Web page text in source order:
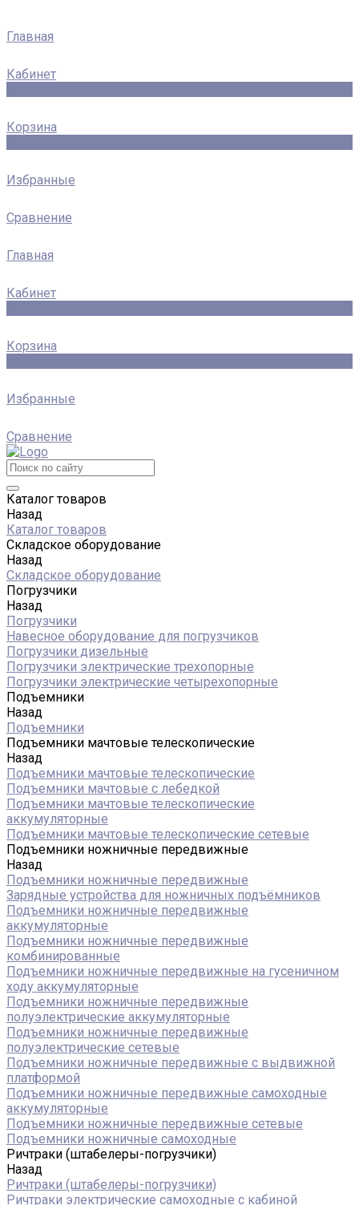
Главная
Кабинет
Корзина
Избранные
Сравнение
Главная
Кабинет
Корзина
Избранные
Сравнение
Каталог товаров
Назад
Каталог товаров
Складское оборудование
Назад
Складское оборудование
Погрузчики
Назад
Погрузчики
Навесное оборудование для погрузчиков
Погрузчики дизельные
Погрузчики электрические трехопорные
Погрузчики электрические четырехопорные
Подъемники
Назад
Подъемники
Подъемники мачтовые телескопические
Назад
Подъемники мачтовые телескопические
Подъемники мачтовые с лебедкой
Подъемники мачтовые телескопические
аккумуляторные
Подъемники мачтовые телескопические сетевые
Подъемники ножничные передвижные
Назад
Подъемники ножничные передвижные
Зарядные устройства для ножничных подъёмников
Подъемники ножничные передвижные
аккумуляторные
Подъемники ножничные передвижные
комбинированные
Подъемники ножничные передвижные на гусеничном
ходу аккумуляторные
Подъемники ножничные передвижные
полуэлектрические аккумуляторные
Подъемники ножничные передвижные
полуэлектрические сетевые
Подъемники ножничные передвижные с выдвижной
платформой
Подъемники ножничные передвижные самоходные
аккумуляторные
Подъемники ножничные передвижные сетевые
Подъемники ножничные самоходные
Ричтраки (штабелеры-погрузчики)
Назад
Ричтраки (штабелеры-погрузчики)
Ричтраки электрические самоходные с кабиной